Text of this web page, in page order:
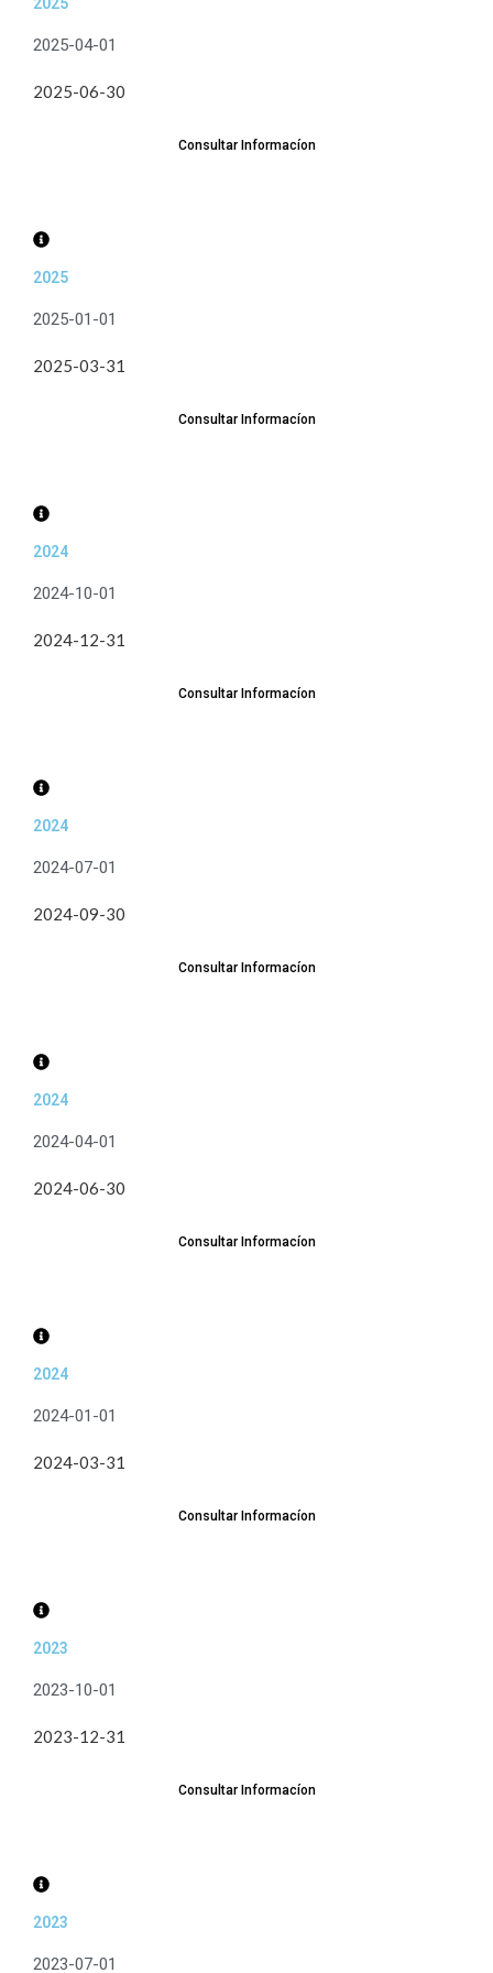
2025-04-01
2025-06-30
Consultar Informacíon
2025
2025-01-01
2025-03-31
Consultar Informacíon
2024
2024-10-01
2024-12-31
Consultar Informacíon
2024
2024-07-01
2024-09-30
Consultar Informacíon
2024
2024-04-01
2024-06-30
Consultar Informacíon
2024
2024-01-01
2024-03-31
Consultar Informacíon
2023
2023-10-01
2023-12-31
Consultar Informacíon
2023
2023-07-01